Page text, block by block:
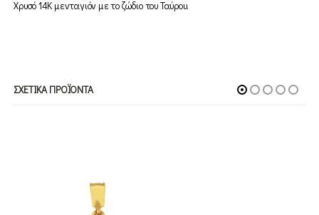
Χρυσό 14Κ μενταγιόν με το ζώδιο του Ταύρου.
ΣΧΕΤΙΚΆ ΠΡΟΪΌΝΤΑ